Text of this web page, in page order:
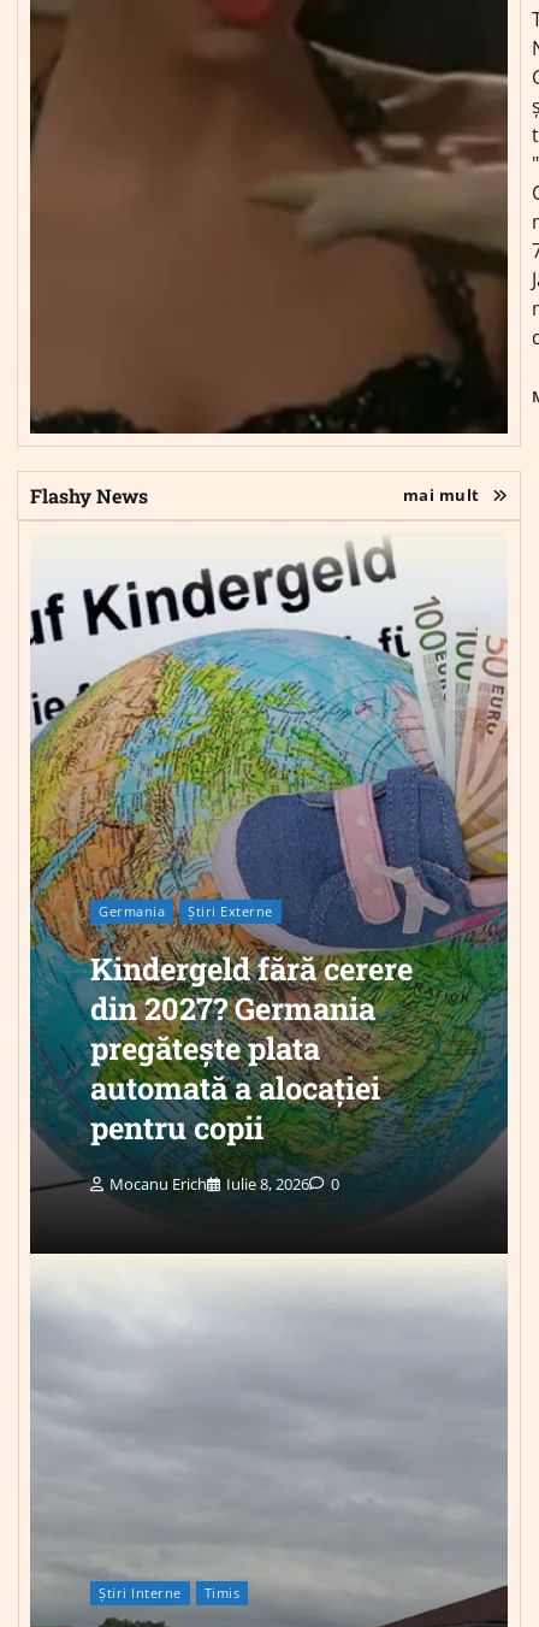
Flashy News mai mult
Germania Știri Externe
Kindergeld fără cerere
din 2027? Germania
pregătește plata
automată a alocației
pentru copii
Mocanu Erich Iulie 8, 2026 0
Știri Interne Timis